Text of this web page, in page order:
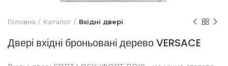
Головна Каталог Вхідні двері
Двері вхідні броньовані дерево VERSACE